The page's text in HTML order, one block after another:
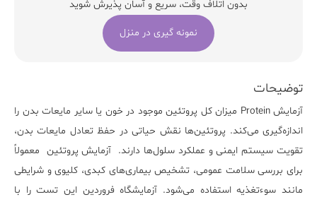
توضیحات
آزمایشProtein میزان کل پروتئین موجود در خون یا سایر مایعات بدن را
اندازه‌گیری می‌کند. پروتئین‌ها نقش حیاتی در حفظ تعادل مایعات بدن،
تقویت سیستم ایمنی و عملکرد سلول‌ها دارند. آزمایشپروتئین معمولاً
برای بررسی سلامت عمومی، تشخیص بیماری‌های کبدی، کلیوی و شرایطی
مانند سوءتغذیه استفاده می‌شود. آزمایشگاه فروردین این تست را با
بدون اتلاف وقت، سریع و آسان پذیرش شوید
نمونه گیری در منزل